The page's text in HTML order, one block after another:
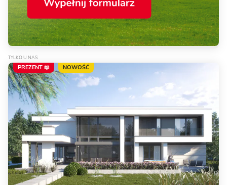
TYLKO U NAS
PREZENT 📖 NOWOŚĆ